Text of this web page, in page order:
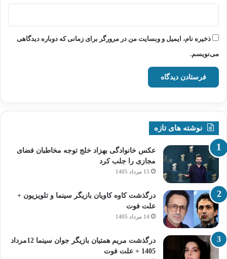
ذخیره نام، ایمیل و وبسایت من در مرورگر برای زمانی که دوباره دیدگاهی
می‌نویسم.
نوشته های تازه
عکس خانوادگی بهزاد خلج توجه مخاطبان فضای
مجازی را جلب کرد
15 مرداد 1405
درگذشت کاوه کاویان بازیگر سینما و تلویزیون +
علت فوت
14 مرداد 1405
درگذشت مریم همتیان بازیگر جوان سینما 12مرداد
1405 + علت فوت